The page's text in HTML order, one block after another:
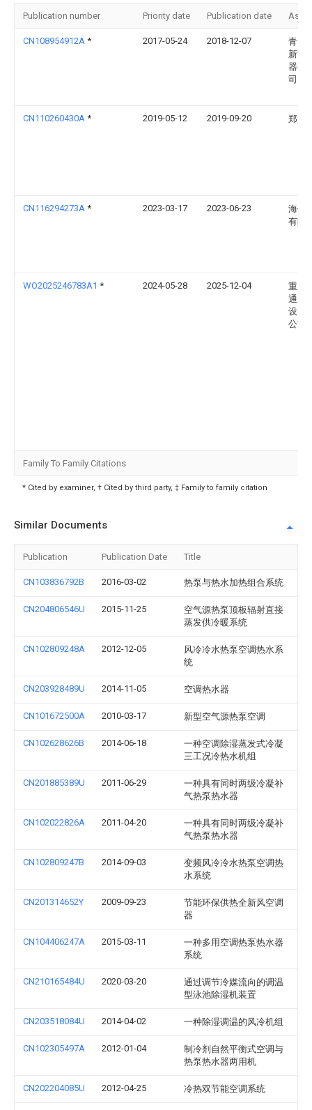
Publication number Priority date Publication date
CN108954912A * 2017-05-24 2018-12-07
青岛
新能
器有
司
CN110260430A * 2019-05-12 2019-09-20 郑昊
CN116294273A * 2023-03-17 2023-06-23
海信
有限
WO2025246783A1 * 2024-05-28 2025-12-04
重庆
通用
设备
公司
Family To Family Citations
* Cited by examiner, † Cited by third party, ‡ Family to family citation
Similar Documents
Publication Publication Date Title
CN103836792B 2016-03-02 热泵与热水加热组合系统
CN204806546U 2015-11-25
空气源热泵顶板辐射直接
蒸发供冷暖系统
CN102809248A 2012-12-05
风冷冷水热泵空调热水系
统
CN203928489U 2014-11-05 空调热水器
CN101672500A 2010-03-17 新型空气源热泵空调
CN102628626B 2014-06-18
一种空调除湿蒸发式冷凝
三工况冷热水机组
CN201885389U 2011-06-29
一种具有同时两级冷凝补
气热泵热水器
CN102022826A 2011-04-20
一种具有同时两级冷凝补
气热泵热水器
CN102809247B 2014-09-03
变频风冷冷水热泵空调热
水系统
CN201314652Y 2009-09-23
节能环保供热全新风空调
器
CN104406247A 2015-03-11
一种多用空调热泵热水器
系统
CN210165484U 2020-03-20
通过调节冷媒流向的调温
型泳池除湿机装置
CN203518084U 2014-04-02 一种除湿调温的风冷机组
CN102305497A 2012-01-04
制冷剂自然平衡式空调与
热泵热水器两用机
CN202204085U 2012-04-25 冷热双节能空调系统